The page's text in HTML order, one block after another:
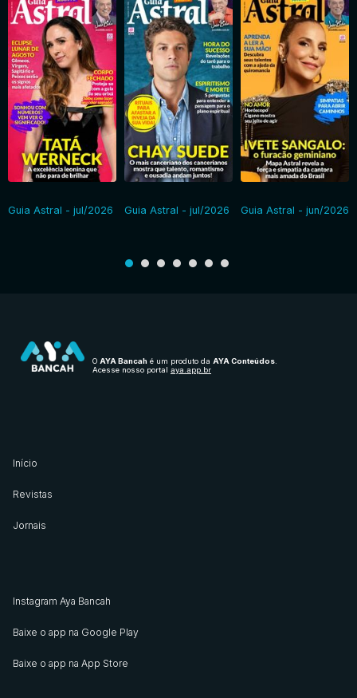
Guia Astral - jul/2026 Guia Astral - jul/2026 Guia Astral - jun/2026
O AYA Bancah é um produto da AYA Conteúdos
Acesse nosso portal aya.app.br
Início
Revistas
Jornais
Instagram Aya Bancah
Baixe o app na Google Play
Baixe o app na App Store